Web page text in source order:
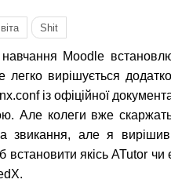
Shit
Moodle
легко вирішується
із офіційної
Але колеги вже
але я вирішив
встановити якісь ATutor